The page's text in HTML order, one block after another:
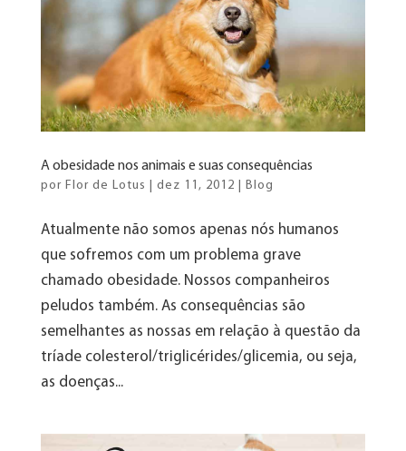
A obesidade nos animais e suas consequências
por Flor de Lotus dez 11, 2012 Blog
Atualmente não somos apenas nós humanos
que sofremos com um problema grave
chamado obesidade. Nossos companheiros
peludos também. As consequências são
semelhantes as nossas em relação à questão da
tríade colesterol/triglicérides/glicemia, ou seja,
as doenças...